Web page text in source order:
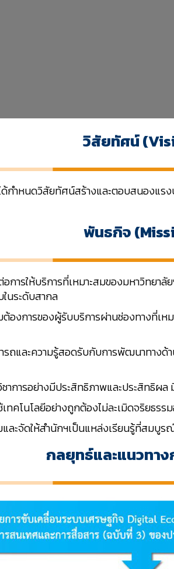
วิสัยทัศน์
กำหนดวิสัยทัศน์สร้างและตอบสนองแร
พันธกิจ
ารให้บริการที่เหมาะสมของมหาวิทยา
นระดับสากล
องการของผู้รับบริการผ่านช่องทางที่เ
ถและความรู้สอดรับกับการพัฒนาทางด้
การอย่างมีประสิทธิภาพและประสิทธิผล
ทคโนโลยีอย่างถูกต้องไม่ละเมิดจริยธร
ละจัดให้สำนักฯเป็นแหล่งเรียนรู้ที่สมบู
กลยุทธ์และแนวทา